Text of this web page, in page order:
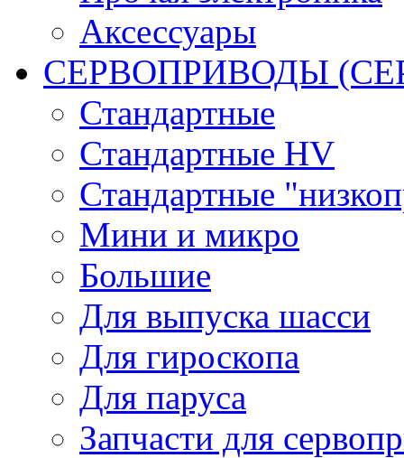
Аксессуары
СЕРВОПРИВОДЫ
Стандартные
Стандартные HV
Стандартные
Мини и микро
Большие
Для выпуска шасси
Для гироскопа
Для паруса
Запчасти для